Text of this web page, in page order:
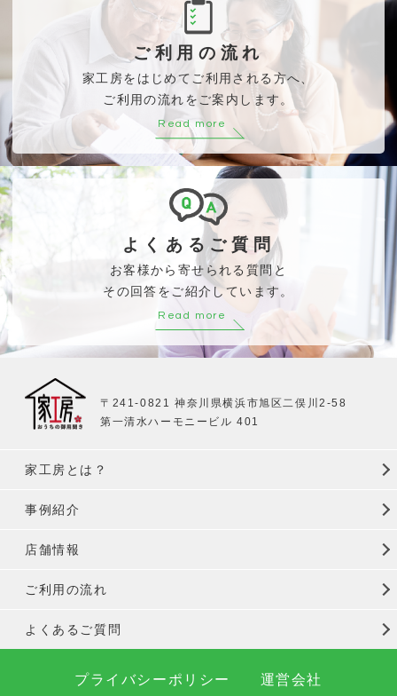
ご利用の流れ
家工房をはじめてご利用される方へ、
ご利用の流れをご案内します。
Read more
よくあるご質問
お客様から寄せられる質問と
その回答をご紹介しています。
Read more
〒241-0821 神奈川県横浜市旭区二俣川2-58
第一清水ハーモニービル 401
家工房とは？
事例紹介
店舗情報
ご利用の流れ
よくあるご質問
プライバシーポリシー 運営会社